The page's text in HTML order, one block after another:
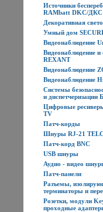
Источники
RAMbatt DKC/ДКС
Декоративная
Умный дом
Видеонаблюдение
Видеонаблюдение
REXANT
Видеонаблюдение
Видеонаблюдение
Системы
и диспетчеризации
Цифровые
TV
Патч-корды
Шнуры RJ-21
Патч-корд BNC
USB шнуры
Аудио - видео
Патч-панели
Разъемы,
терминаторы и
Розетки, модули
проходные